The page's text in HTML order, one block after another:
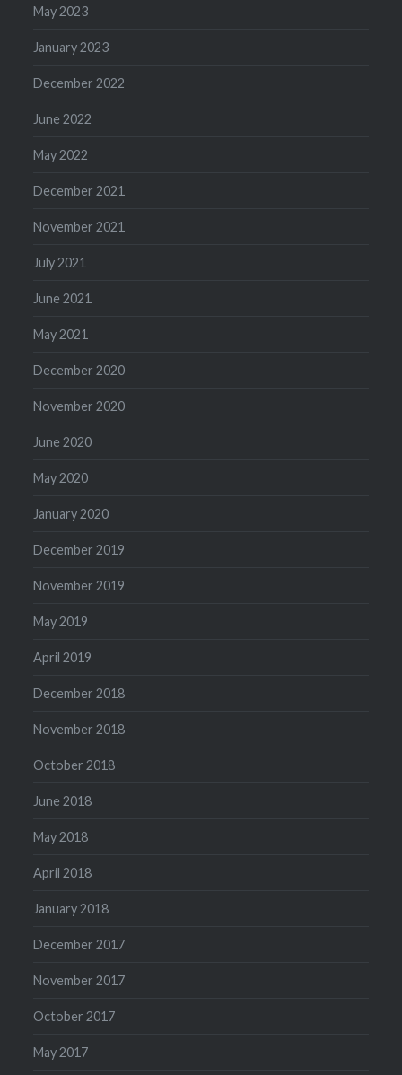
May 2023
January 2023
December 2022
June 2022
May 2022
December 2021
November 2021
July 2021
June 2021
May 2021
December 2020
November 2020
June 2020
May 2020
January 2020
December 2019
November 2019
May 2019
April 2019
December 2018
November 2018
October 2018
June 2018
May 2018
April 2018
January 2018
December 2017
November 2017
October 2017
May 2017